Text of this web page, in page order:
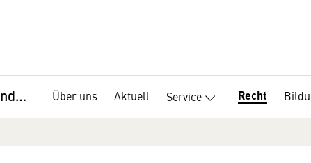
Fahrzeughandel, Bundesgremium Über uns Aktuell Service Recht